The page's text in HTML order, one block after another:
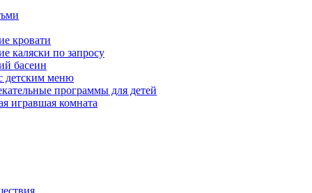
кровати
каляски по запросу
басеин
детским меню
программы для детей
игравшая комната